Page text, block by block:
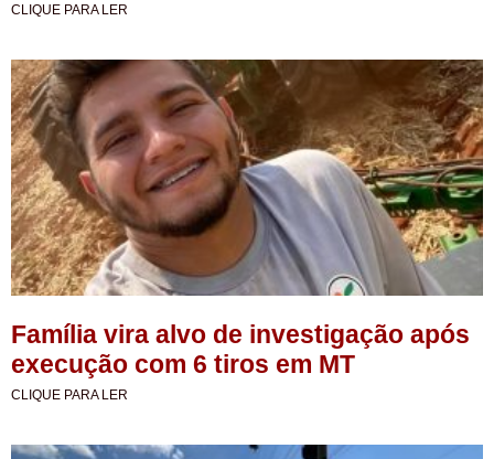
CLIQUE PARA LER
Família vira alvo de investigação após
execução com 6 tiros em MT
CLIQUE PARA LER